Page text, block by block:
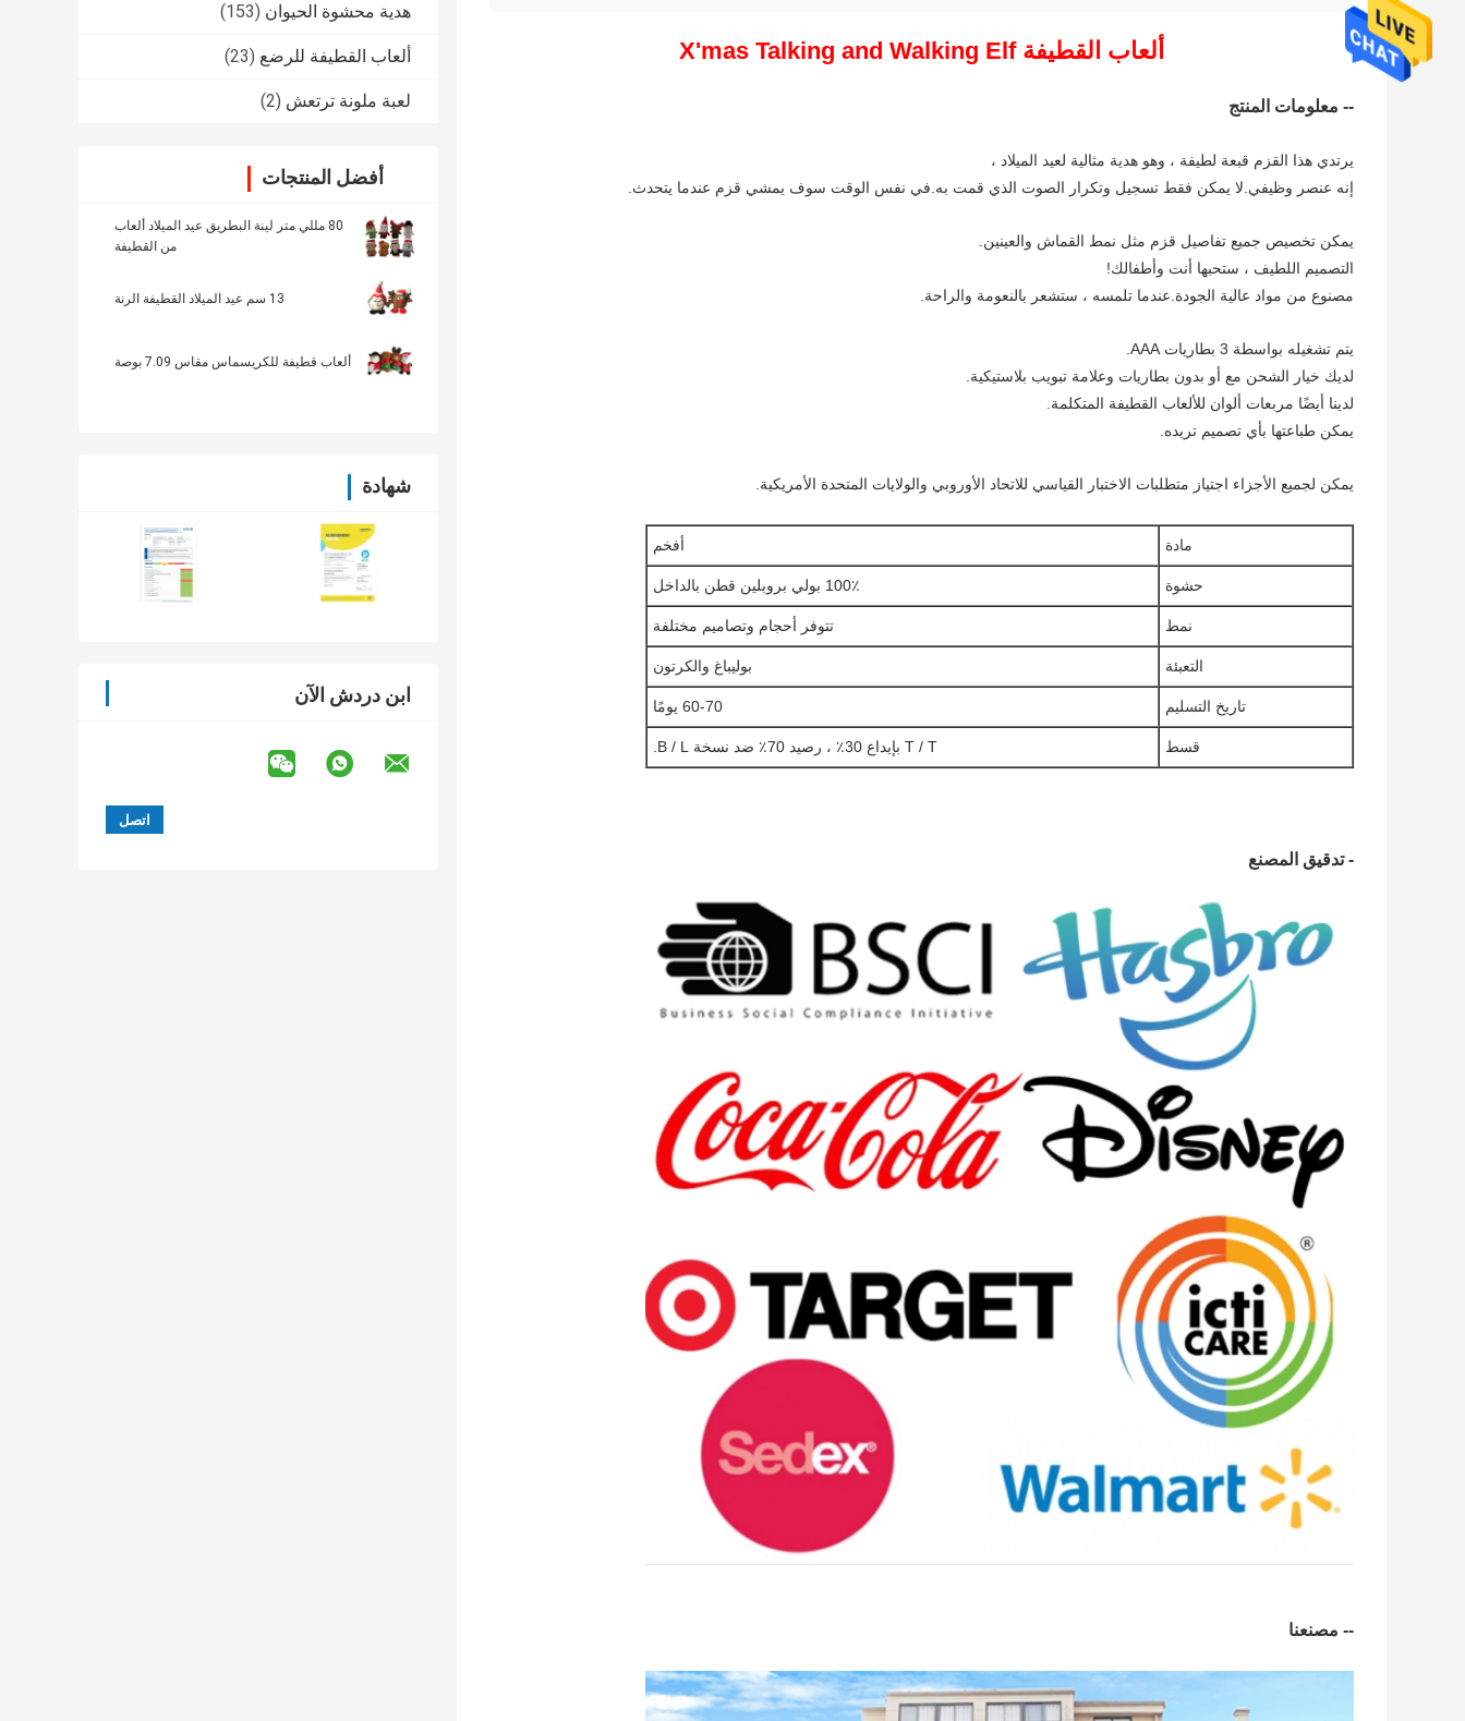
هدية محشوة الحيوان (153)
ألعاب القطيفة للرضع (23)
لعبة ملونة ترتعش (2)
أفضل المنتجات
80 مللي متر لينة البطريق عيد الميلاد ألعاب
من القطيفة
13 سم عيد الميلاد القطيفة الرنة
ألعاب قطيفة للكريسماس مقاس 7.09 بوصة
شهادة
ابن دردش الآن
ألعاب القطيفة X'mas Talking and Walking Elf
-- معلومات المنتج
يرتدي هذا القزم قبعة لطيفة ، وهو هدية مثالية لعيد الميلاد ،
إنه عنصر وظيفي.لا يمكن فقط تسجيل وتكرار الصوت الذي قمت به.في نفس الوقت سوف يمشي قزم عندما يتحدث.
يمكن تخصيص جميع تفاصيل قزم مثل نمط القماش والعينين.
التصميم اللطيف ، ستحبها أنت وأطفالك!
مصنوع من مواد عالية الجودة.عندما تلمسه ، ستشعر بالنعومة والراحة.
يتم تشغيله بواسطة 3 بطاريات AAA.
لديك خيار الشحن مع أو بدون بطاريات وعلامة تبويب بلاستيكية.
لدينا أيضًا مربعات ألوان للألعاب القطيفة المتكلمة.
يمكن طباعتها بأي تصميم تريده.
يمكن لجميع الأجزاء اجتياز متطلبات الاختبار القياسي للاتحاد الأوروبي والولايات المتحدة الأمريكية.
مادة أفخم
حشوة 100٪ بولي بروبلين قطن بالداخل
نمط تتوفر أحجام وتصاميم مختلفة
التعبئة بوليباغ والكرتون
تاريخ التسليم 60-70 يومًا
قسط T / T بإيداع 30٪ ، رصيد 70٪ ضد نسخة B / L.
- تدقيق المصنع
-- مصنعنا